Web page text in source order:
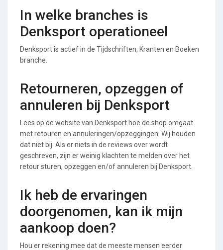
In welke branches is
Denksport operationeel
Denksport is actief in de Tijdschriften, Kranten en Boeken
branche.
Retourneren, opzeggen of
annuleren bij Denksport
Lees op de website van Denksport hoe de shop omgaat
met retouren en annuleringen/opzeggingen. Wij houden
dat niet bij. Als er niets in de reviews over wordt
geschreven, zijn er weinig klachten te melden over het
retour sturen, opzeggen en/of annuleren bij Denksport.
Ik heb de ervaringen
doorgenomen, kan ik mijn
aankoop doen?
Hou er rekening mee dat de meeste mensen eerder